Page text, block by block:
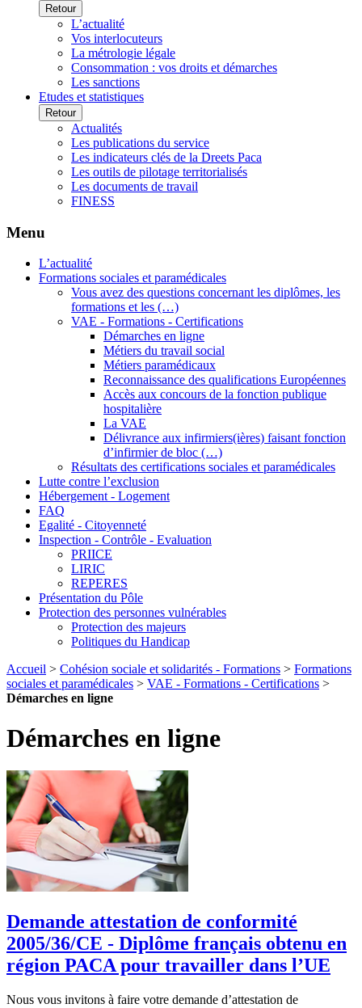
Retour
L’actualité
Vos interlocuteurs
La métrologie légale
Consommation : vos droits et démarches
Les sanctions
Etudes et statistiques
Retour
Actualités
Les publications du service
Les indicateurs clés de la Dreets Paca
Les outils de pilotage territorialisés
Les documents de travail
FINESS
Menu
L’actualité
Formations sociales et paramédicales
Vous avez des questions concernant les diplômes, les
formations et les (…)
VAE - Formations - Certifications
Démarches en ligne
Métiers du travail social
Métiers paramédicaux
Reconnaissance des qualifications Européennes
Accès aux concours de la fonction publique
hospitalière
La VAE
Délivrance aux infirmiers(ières) faisant fonction
d’infirmier de bloc (…)
Résultats des certifications sociales et paramédicales
Lutte contre l’exclusion
Hébergement - Logement
FAQ
Egalité - Citoyenneté
Inspection - Contrôle - Evaluation
PRIICE
LIRIC
REPERES
Présentation du Pôle
Protection des personnes vulnérables
Protection des majeurs
Politiques du Handicap
Accueil > Cohésion sociale et solidarités - Formations > Formations
sociales et paramédicales > VAE - Formations - Certifications >
Démarches en ligne
Démarches en ligne
Demande attestation de conformité
2005/36/CE - Diplôme français obtenu en
région PACA pour travailler dans l’UE
Nous vous invitons à faire votre demande d’attestation de